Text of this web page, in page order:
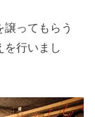
ってもらう
を行いまし